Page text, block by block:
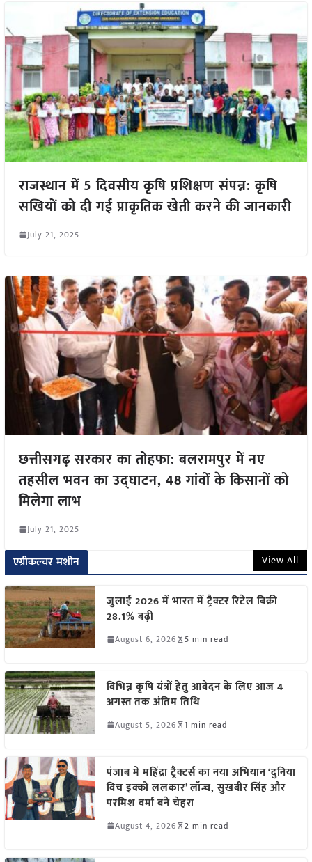
राजस्थान में 5 दिवसीय कृषि प्रशिक्षण संपन्न: कृषि
सखियों को दी गई प्राकृतिक खेती करने की जानकारी
July 21, 2025
छत्तीसगढ़ सरकार का तोहफा: बलरामपुर में नए
तहसील भवन का उद्घाटन, 48 गांवों के किसानों को
मिलेगा लाभ
July 21, 2025
एग्रीकल्चर मशीन View All
जुलाई 2026 में भारत में ट्रैक्टर रिटेल बिक्री
28.1% बढ़ी
August 6, 2026 5 min read
विभिन्न कृषि यंत्रों हेतु आवेदन के लिए आज 4
अगस्त तक अंतिम तिथि
August 5, 2026 1 min read
पंजाब में महिंद्रा ट्रैक्टर्स का नया अभियान ‘दुनिया
विच इक्को ललकार’ लॉन्च, सुखबीर सिंह और
परमिश वर्मा बने चेहरा
August 4, 2026 2 min read